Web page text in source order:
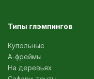
Типы глэмпингов
Купольные
А-фреймы
На деревьях